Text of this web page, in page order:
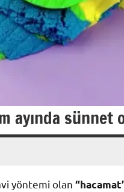
ayında
yöntemi olan